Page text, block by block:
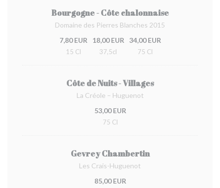
Bourgogne - Côte chalonnaise
Domaine des Pierres Blanches 2015
7,80 EUR
15 Cl
18,00 EUR
37,5cl
34,00 EUR
75 Cl
Côte de Nuits - Villages
La Créole – Huguenot
53,00 EUR
75 Cl
Gevrey Chambertin
Les Crais-Huguenot
85,00 EUR